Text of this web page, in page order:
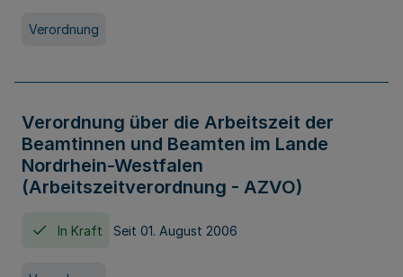
Verordnung
Verordnung über die Arbeitszeit der
Beamtinnen und Beamten im Lande
Nordrhein-Westfalen
(Arbeitszeitverordnung - AZVO)
In Kraft Seit 01. August 2006